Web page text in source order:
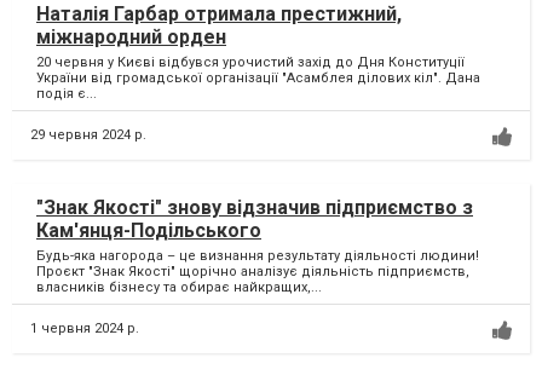
Наталія Гарбар отримала престижний,
міжнародний орден
20 червня у Києві відбувся урочистий захід до Дня Конституції
України від громадської організації "Асамблея ділових кіл". Дана
подія є...
29 червня 2024 р.
"Знак Якості" знову відзначив підприємство з
Кам'янця-Подільського
Будь-яка нагорода – це визнання результату діяльності людини!
Проєкт "Знак Якості" щорічно аналізує діяльність підприємств,
власників бізнесу та обирає найкращих,...
1 червня 2024 р.